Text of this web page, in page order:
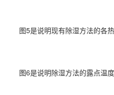
图5是说明现有除湿方法的各热
图6是说明除湿方法的露点温度(